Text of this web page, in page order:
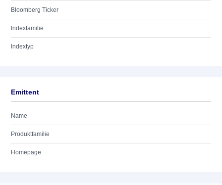
Bloomberg Ticker
Indexfamilie
Indextyp
Emittent
Name
Produktfamilie
Homepage